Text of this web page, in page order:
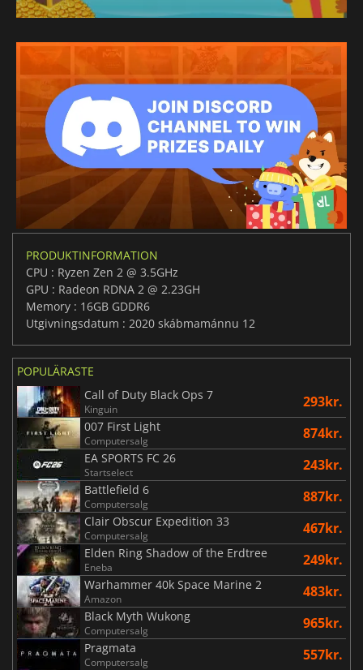
PRODUKTINFORMATION
CPU : Ryzen Zen 2 @ 3.5GHz
GPU : Radeon RDNA 2 @ 2.23GH
Memory : 16GB GDDR6
Utgivningsdatum : 2020 skábmamánnu 12
POPULÄRASTE
Call of Duty Black Ops 7
Kinguin 293kr.
007 First Light
Computersalg 874kr.
EA SPORTS FC 26
Startselect 243kr.
Battlefield 6
Computersalg 887kr.
Clair Obscur Expedition 33
Computersalg 467kr.
Elden Ring Shadow of the Erdtree
Eneba 249kr.
Warhammer 40k Space Marine 2
Amazon 483kr.
Black Myth Wukong
Computersalg 965kr.
Pragmata
Computersalg 557kr.